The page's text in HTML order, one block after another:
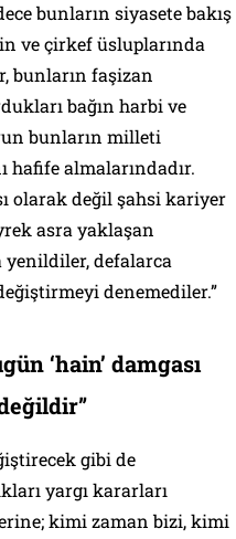
bunların siyasete bakış
ve çirkef üsluplarında
bunların faşizan
bağın harbi ve
bunların milleti
hafife almalarındadır.
olarak değil şahsi kariyer
asra yaklaşan
defalarca
denemediler.”
‘hain’ damgası
gibi de
yargı kararları
kimi zaman bizi, kimi